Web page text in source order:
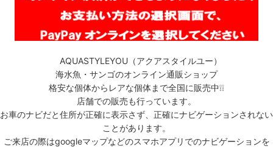
AQUASTYLEYOU（アクアスタイルユー）
海水魚・サンゴのオンライン通販ショップ
格安な個体からレアな個体まで全国に販売中❕❕
店舗での販売も行っています。
お車のナビだと住所が正確に表示さず、正確にナビゲーションされない
ことがあります。
ご来店の際はgoogleマップなどのスマホアプリでのナビゲーションを